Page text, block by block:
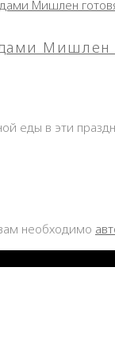
Мишлен
еды в эти
необходимо